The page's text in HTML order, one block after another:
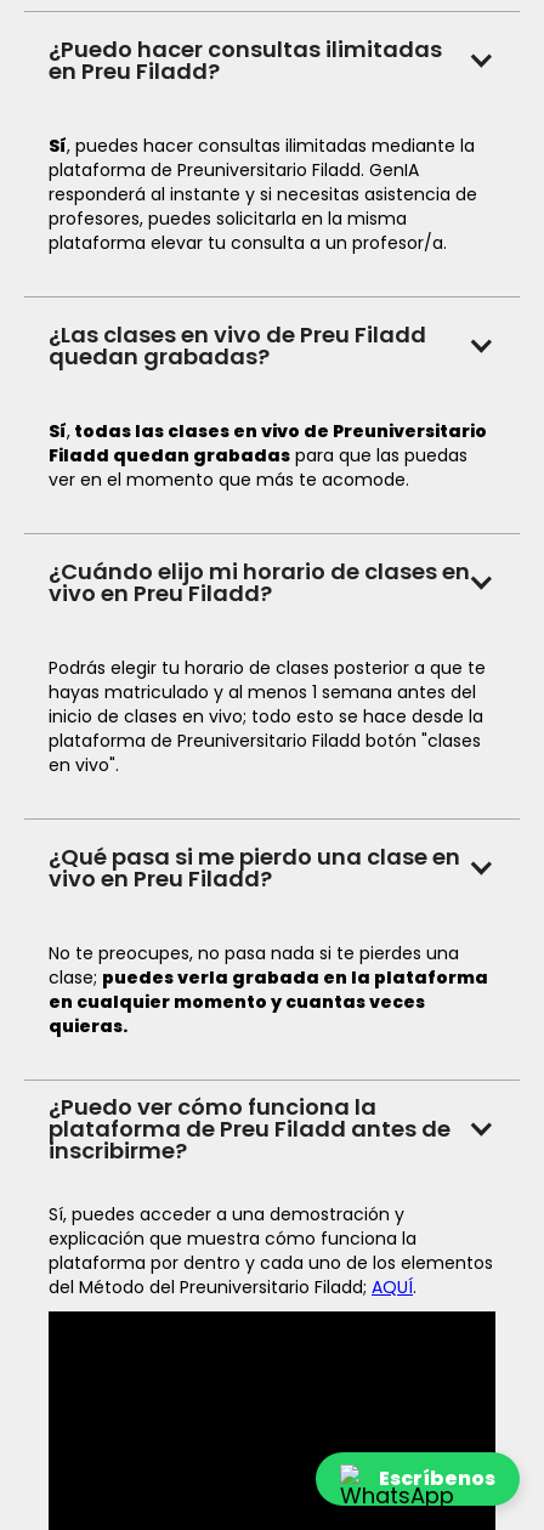
¿Puedo hacer consultas ilimitadas
en Preu Filadd?
Sí, puedes hacer consultas ilimitadas mediante la
plataforma de Preuniversitario Filadd. GenIA
responderá al instante y si necesitas asistencia de
profesores, puedes solicitarla en la misma
plataforma elevar tu consulta a un profesor/a.
¿Las clases en vivo de Preu Filadd
quedan grabadas?
Sí, todas las clases en vivo de Preuniversitario
Filadd quedan grabadas para que las puedas
ver en el momento que más te acomode.
¿Cuándo elijo mi horario de clases en
vivo en Preu Filadd?
Podrás elegir tu horario de clases posterior a que te
hayas matriculado y al menos 1 semana antes del
inicio de clases en vivo; todo esto se hace desde la
plataforma de Preuniversitario Filadd botón "clases
en vivo".
¿Qué pasa si me pierdo una clase en
vivo en Preu Filadd?
No te preocupes, no pasa nada si te pierdes una
clase; puedes verla grabada en la plataforma
en cualquier momento y cuantas veces
quieras.
¿Puedo ver cómo funciona la
plataforma de Preu Filadd antes de
inscribirme?
Sí, puedes acceder a una demostración y
explicación que muestra cómo funciona la
plataforma por dentro y cada uno de los elementos
del Método del Preuniversitario Filadd; AQUÍ.
Escríbenos